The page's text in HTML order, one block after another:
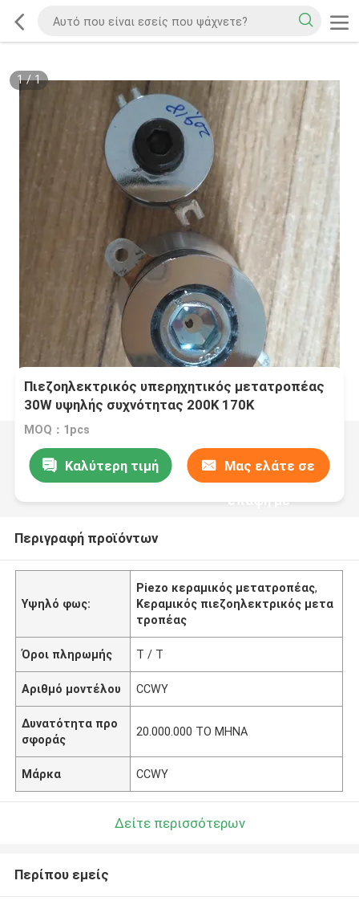
1/1
Πιεζοηλεκτρικός υπερηχητικός μετατροπέας
30W υψηλής συχνότητας 200K 170K
MOQ：1pcs
Καλύτερη τιμή Μας ελάτε σε
επαφή με
Περιγραφή προϊόντων
Υψηλό φως:
Piezo κεραμικός μετατροπέας,
Κεραμικός πιεζοηλεκτρικός μετα
τροπέας
Όροι πληρωμής T / T
Αριθμό μοντέλου CCWY
Δυνατότητα προ
σφοράς
20.000.000 ΤΟ ΜΗΝΑ
Μάρκα CCWY
Δείτε περισσότερων
Περίπου εμείς